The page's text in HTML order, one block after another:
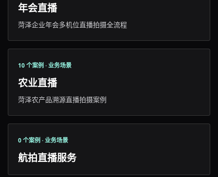
年会直播
菏泽企业年会多机位直播拍摄全流程
10 个案例 · 业务场景
农业直播
菏泽农产品溯源直播拍摄案例
0 个案例 · 业务场景
航拍直播服务